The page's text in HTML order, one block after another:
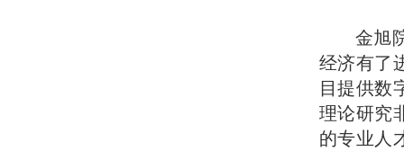
金旭
经济有了
目提供数
理论研究
的专业人